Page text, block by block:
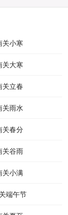
关小寒
关大寒
关立春
关雨水
关春分
关谷雨
关小满
端午节